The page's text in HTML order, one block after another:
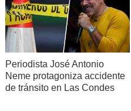
Periodista José Antonio
Neme protagoniza accidente
de tránsito en Las Condes